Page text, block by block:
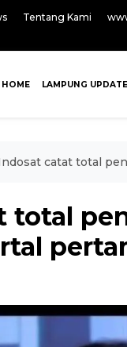
Tentang Kami
HOME LAMPUNG UPDATE
catat total
total